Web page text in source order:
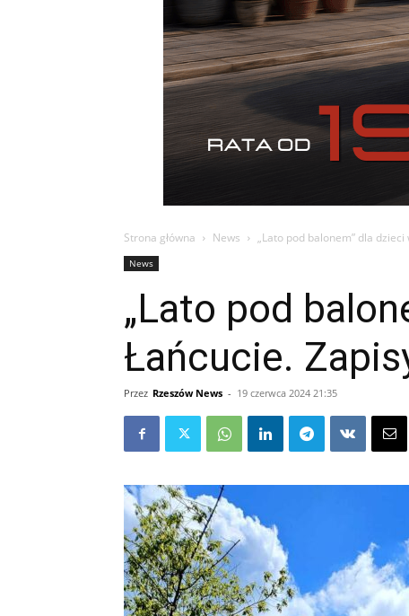
Strona główna News „Lato pod balonem” dla
News
„Lato pod
Łańcucie.
Przez Rzeszów News - 19 czerwca 2024 21:35